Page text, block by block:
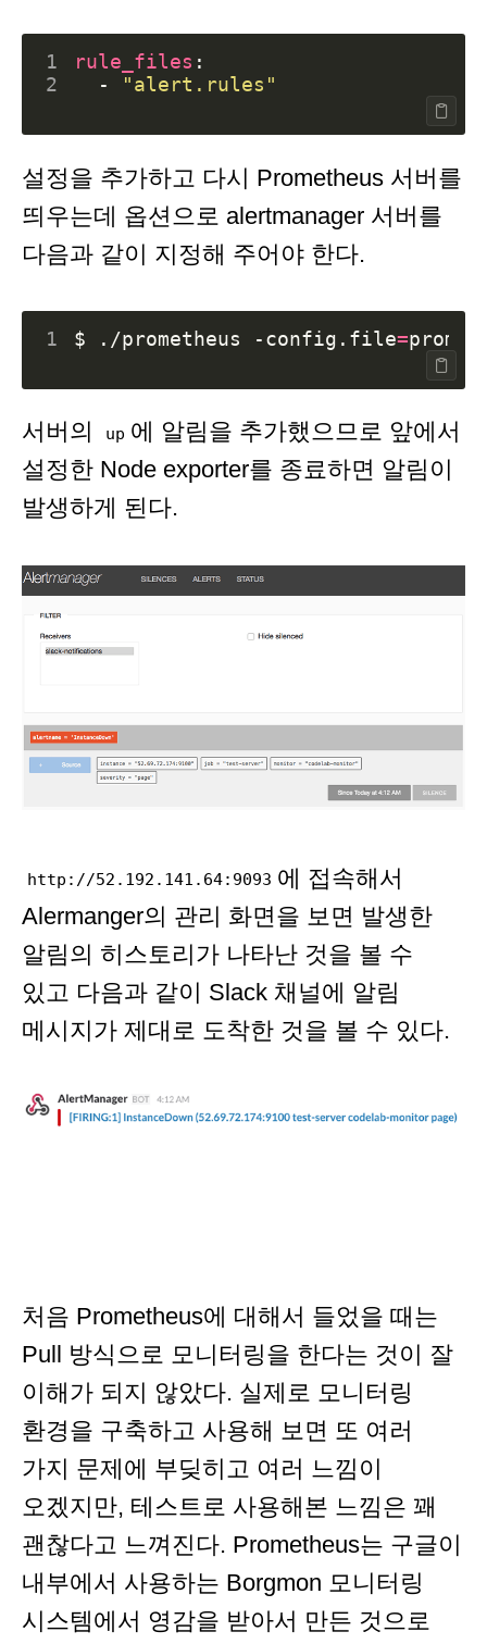
1 rule_files :
2
- "alert.rules"
설정을 추가하고 다시 Prometheus 서버를
띄우는데 옵션으로 alertmanager 서버를
다음과 같이 지정해 주어야 한다.
1 $ ./prometheus -config.file=
서버의 up 에 알림을 추가했으므로 앞에서
설정한 Node exporter를 종료하면 알림이
발생하게 된다.
http://52.192.141.64:9093 에 접속해서
Alermanger의 관리 화면을 보면 발생한
알림의 히스토리가 나타난 것을 볼 수
있고 다음과 같이 Slack 채널에 알림
메시지가 제대로 도착한 것을 볼 수 있다.
처음 Prometheus에 대해서 들었을 때는
Pull 방식으로 모니터링을 한다는 것이 잘
이해가 되지 않았다. 실제로 모니터링
환경을 구축하고 사용해 보면 또 여러
가지 문제에 부딪히고 여러 느낌이
오겠지만, 테스트로 사용해본 느낌은 꽤
괜찮다고 느껴진다. Prometheus는 구글이
내부에서 사용하는 Borgmon 모니터링
시스템에서 영감을 받아서 만든 것으로